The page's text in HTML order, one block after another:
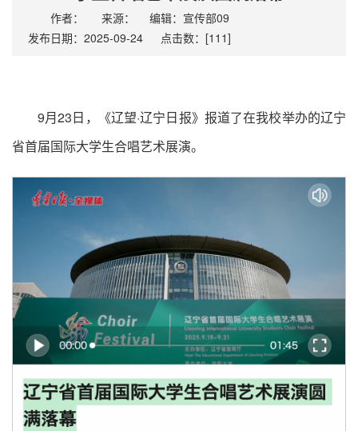
作者： 来源：
编辑：宣传部09
发布日期：2025-09-24
点击数：[111]
9月23日，《辽望·辽宁日报》报道了在我校举办的辽宁
省首届国际大学生合唱艺术展演。